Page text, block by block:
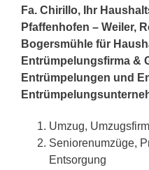
Fa. Chirillo, Ihr
Pfaffenhofen – Weiler,
Bogersmühle für
Entrümpelungsfirma &
Entrümpelungen und
Umzug,
Seniorenumzüge,
Entsorgung